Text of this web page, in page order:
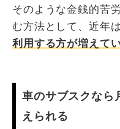
そのような金銭的苦
む方法として、近年は
利用する方が増えて
車のサブスクなら
えられる